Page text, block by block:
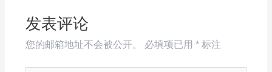
发表评论
您的邮箱地址不会被公开。 必填项已用 *标注